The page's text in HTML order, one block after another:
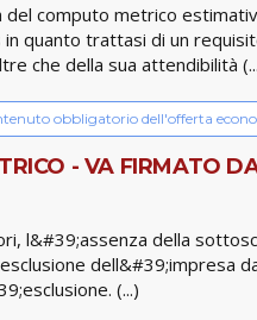
del computo metrico
quanto trattasi di un
che della sua attendibilità
obbligatorio dell'offerta
- VA FIRMATO
l&#39;assenza della
dell&#39;impresa
(...)